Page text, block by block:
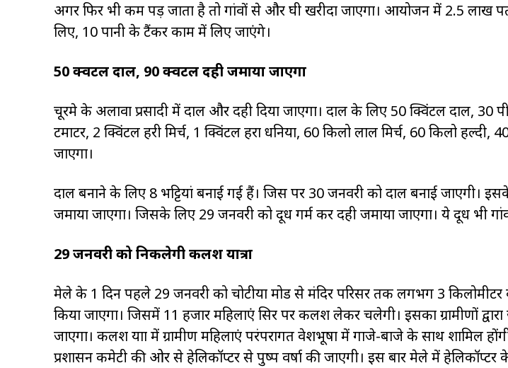
अगर फिर भी कम पड़ जाता है तो गांवों से और घी खरीदा जाएगा। आयोजन में 2.5 लाख
लिए, 10 पानी के टैंकर काम में लिए जाएंगे।
50 क्विंटल दाल, 90 क्विंटल दही जमाया जाएगा
चूरमे के अलावा प्रसादी में दाल और दही दिया जाएगा। दाल के लिए 50 क्विंटल दाल, 30
टमाटर, 2 क्विंटल हरी मिर्च, 1 क्विंटल हरा धनिया, 60 किलो लाल मिर्च, 60 किलो हल्दी,
जाएगा।
दाल बनाने के लिए 8 भट्टियां बनाई गई हैं। जिस पर 30 जनवरी को दाल बनाई जाएगी।
जमाया जाएगा। जिसके लिए 29 जनवरी को दूध गर्म कर दही जमाया जाएगा। ये दूध भी गांव
29 जनवरी को निकलेगी कलश यात्रा
मेले के 1 दिन पहले 29 जनवरी को चोटीया मोड से मंदिर परिसर तक लगभग 3 किलोमीटर
किया जाएगा। जिसमें 11 हजार महिलाएं सिर पर कलश लेकर चलेगी। इसका ग्रामीणों
जाएगा। कलश यात्रा में ग्रामीण महिलाएं परंपरागत वेशभूषा में गाजे-बाजे के साथ शामिल
प्रशासन कमेटी की ओर से हेलिकॉप्टर से पुष्प वर्षा की जाएगी। इस बार मेले में हेलिकॉप्टर